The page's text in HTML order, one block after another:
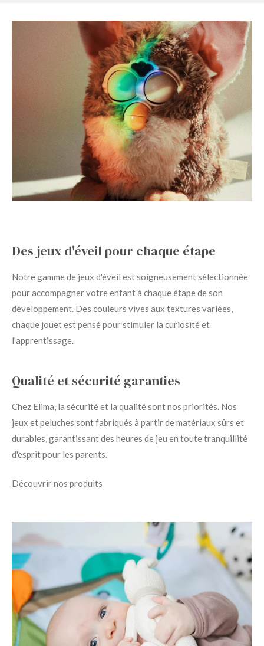
Des jeux d'éveil pour chaque étape
Notre gamme de jeux d'éveil est soigneusement sélectionnée
pour accompagner votre enfant à chaque étape de son
développement. Des couleurs vives aux textures variées,
chaque jouet est pensé pour stimuler la curiosité et
l'apprentissage.
Qualité et sécurité garanties
Chez Elima, la sécurité et la qualité sont nos priorités. Nos
jeux et peluches sont fabriqués à partir de matériaux sûrs et
durables, garantissant des heures de jeu en toute tranquillité
d'esprit pour les parents.
Découvrir nos produits